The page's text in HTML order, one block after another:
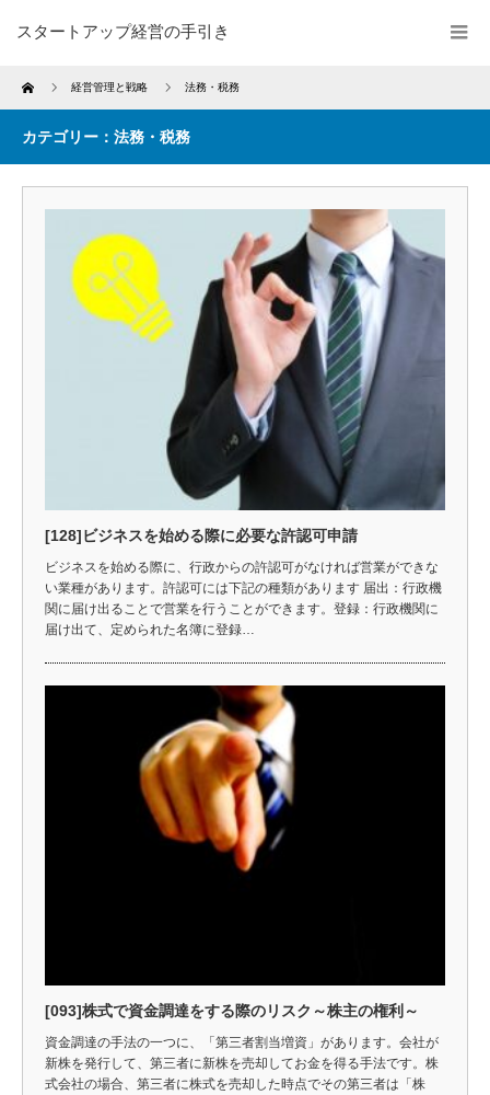
スタートアップ経営の手引き
Home 経営管理と戦略 法務・税務
カテゴリー：法務・税務
[128]ビジネスを始める際に必要な許認可申請
ビジネスを始める際に、行政からの許認可がなければ営業ができな
い業種があります。許認可には下記の種類があります 届出：行政機
関に届け出ることで営業を行うことができます。登録：行政機関に
届け出て、定められた名簿に登録…
[093]株式で資金調達をする際のリスク～株主の権利～
資金調達の手法の一つに、「第三者割当増資」があります。会社が
新株を発行して、第三者に新株を売却してお金を得る手法です。株
式会社の場合、第三者に株式を売却した時点でその第三者は「株